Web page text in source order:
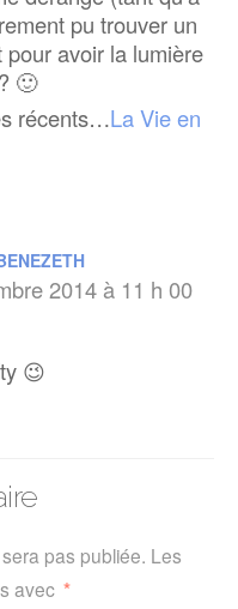
pu trouver un
avoir la lumière
🙂
récents…La Vie en
2014 à 11 h 00
😉
pas publiée. Les
avec *